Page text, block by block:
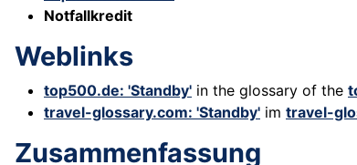
Notfallkredit
Weblinks
top500.de: 'Standby' in the glossary of the
travel-glossary.com: 'Standby' im travel-
Zusammenfassung